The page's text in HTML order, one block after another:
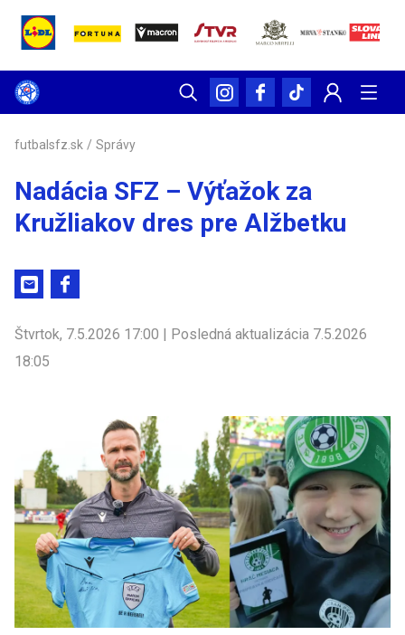
futbalsfz.sk / Správy
Nadácia SFZ – Výťažok za
Kružliakov dres pre Alžbetku
Štvrtok, 7.5.2026 17:00 | Posledná aktualizácia 7.5.2026
18:05